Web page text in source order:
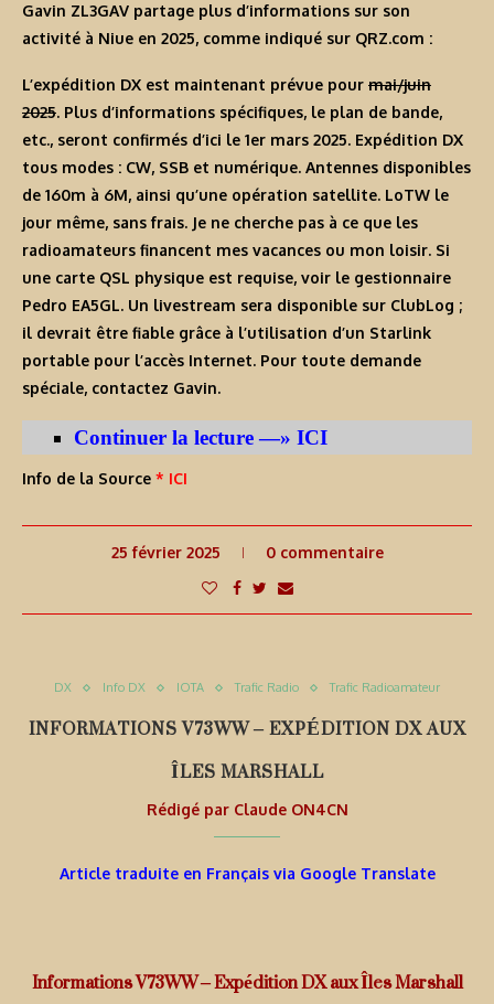
Gavin ZL3GAV partage plus d’informations sur son
activité à Niue en 2025, comme indiqué sur QRZ.com :
L’expédition DX est maintenant prévue pour mai/juin
2025. Plus d’informations spécifiques, le plan de bande,
etc., seront confirmés d’ici le 1er mars 2025. Expédition DX
tous modes : CW, SSB et numérique. Antennes disponibles
de 160m à 6M, ainsi qu’une opération satellite. LoTW le
jour même, sans frais. Je ne cherche pas à ce que les
radioamateurs financent mes vacances ou mon loisir. Si
une carte QSL physique est requise, voir le gestionnaire
Pedro EA5GL. Un livestream sera disponible sur ClubLog ;
il devrait être fiable grâce à l’utilisation d’un Starlink
portable pour l’accès Internet. Pour toute demande
spéciale, contactez Gavin.
Continuer la lecture —» ICI
Info de la Source * ICI
25 février 2025 0 commentaire
DX Info DX IOTA Trafic Radio Trafic Radioamateur
INFORMATIONS V73WW – EXPÉDITION DX AUX
ÎLES MARSHALL
Rédigé par Claude ON4CN
Article traduite en Français via Google Translate
Informations V73WW – Expédition DX aux Îles Marshall